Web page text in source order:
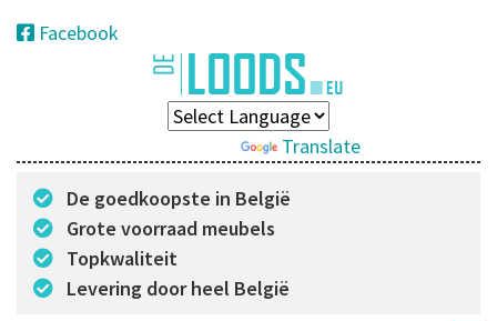
Facebook
Translate
De goedkoopste in België
Grote voorraad meubels
Topkwaliteit
Levering door heel België